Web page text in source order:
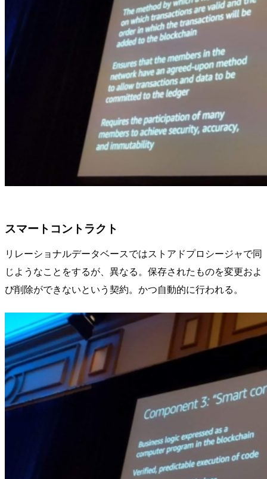
スマートコントラクト
リレーショナルデータベースではストアドプロシージャで同
じようなことをするが、異なる。保存されたものを変更およ
び削除ができないという契約。かつ自動的に行われる。